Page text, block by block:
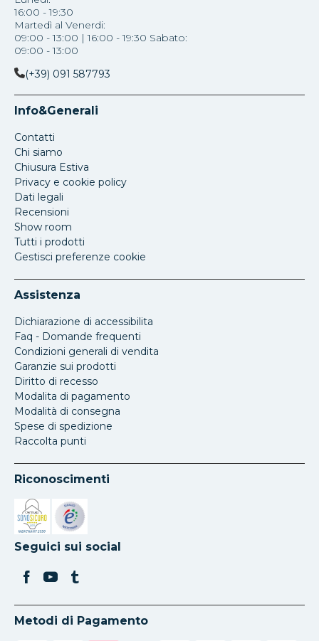
16:00 - 19:30
Martedì al Venerdi:
09:00 - 13:00 | 16:00 - 19:30 Sabato:
09:00 - 13:00
(+39) 091 587793
Info&Generali
Contatti
Chi siamo
Chiusura Estiva
Privacy e cookie policy
Dati legali
Recensioni
Show room
Tutti i prodotti
Gestisci preferenze cookie
Assistenza
Dichiarazione di accessibilita
Faq - Domande frequenti
Condizioni generali di vendita
Garanzie sui prodotti
Diritto di recesso
Modalita di pagamento
Modalità di consegna
Spese di spedizione
Raccolta punti
Riconoscimenti
Si apre in una nuova scheda
Si apre in una nuova scheda
Seguici sui social
Metodi di Pagamento